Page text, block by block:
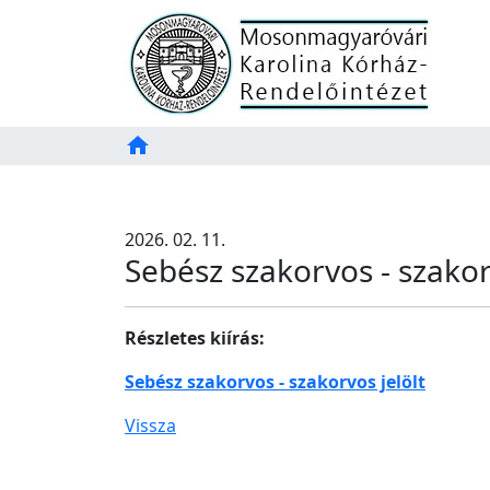
Főoldal
home
TAB
2026. 02. 11.
Sebész szakorvos -
Részletes kiírás:
Sebész szakorvos - szakorvos jelölt
Vissza